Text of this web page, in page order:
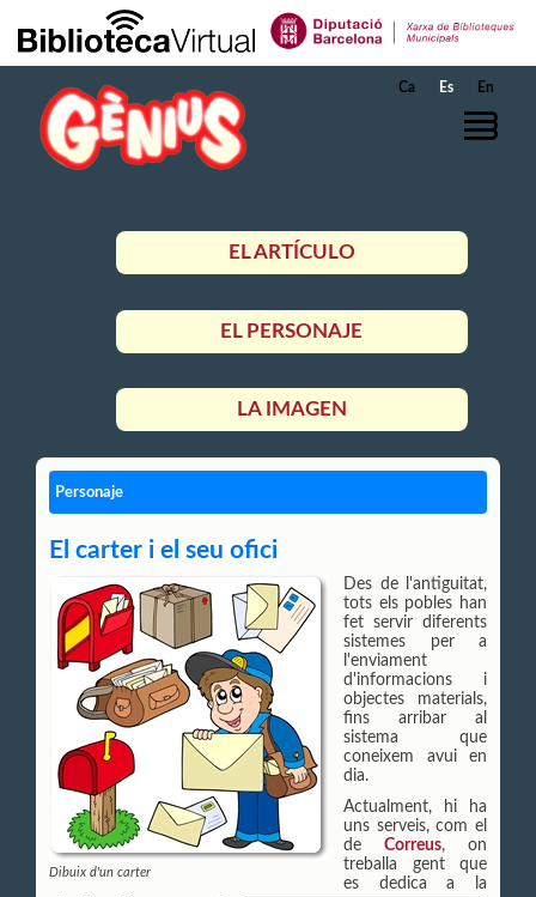
Saltar al contenido principal
Ca Es En
EL ARTÍCULO
EL PERSONAJE
LA IMAGEN
Personaje
El carter i el seu ofici
Dibuix d'un carter
Des de l'antiguitat,
tots els pobles han
fet servir diferents
sistemes per a
l'enviament
d'informacions i
objectes materials,
fins arribar al
sistema que
coneixem avui en
dia.
Actualment, hi ha
uns serveis, com el
deCorreus, on
treballa gent que
es dedica a la